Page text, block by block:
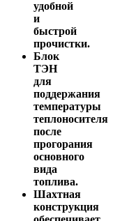
удобной
и
быстрой
прочистки.
Блок
ТЭН
для
поддержания
температуры
теплоносителя
после
прогорания
основного
вида
топлива.
Шахтная
конструкция